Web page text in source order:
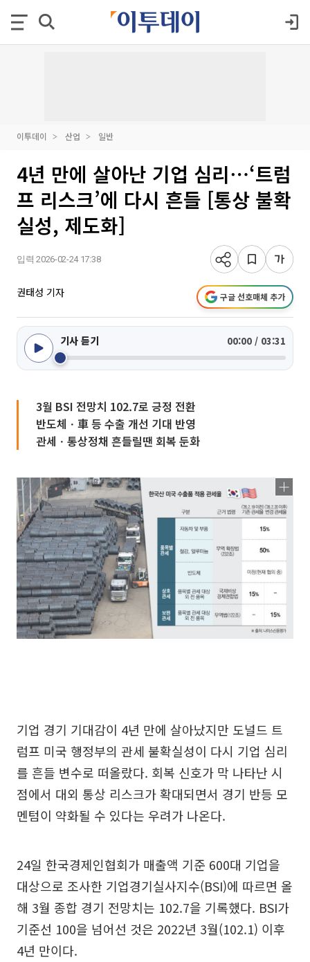
이투데이 산업 일반
4년 만에 살아난 기업 심리⋯‘트럼
프 리스크’에 다시 흔들 [통상 불확
실성, 제도화]
입력 2026-02-24 17:38
권태성 기자 구글 선호매체 추가
기사 듣기 00:00 / 03:31
3월 BSI 전망치 102.7로 긍정 전환
반도체ㆍ車 등 수출 개선 기대 반영
관세ㆍ통상정채 흔들릴땐 회복 둔화
기업 경기 기대감이 4년 만에 살아났지만 도널드 트
럼프 미국 행정부의 관세 불확실성이 다시 기업 심리
를 흔들 변수로 떠올랐다. 회복 신호가 막 나타난 시
점에서 대외 통상 리스크가 확대되면서 경기 반등 모
멘텀이 약화될 수 있다는 우려가 나온다.
24일 한국경제인협회가 매출액 기준 600대 기업을
대상으로 조사한 기업경기실사지수(BSI)에 따르면 올
해 3월 종합 경기 전망치는 102.7을 기록했다. BSI가
기준선 100을 넘어선 것은 2022년 3월(102.1) 이후
4년 만이다.